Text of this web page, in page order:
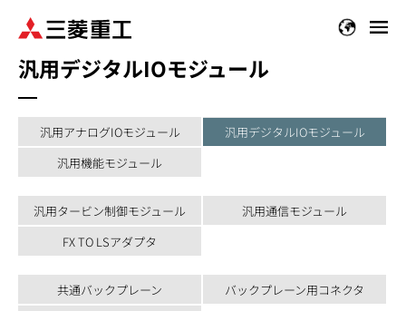
汎用デジタルIOモジュール
汎用アナログIOモジュール
汎用デジタルIOモジュール
汎用機能モジュール
汎用タービン制御モジュール
汎用通信モジュール
FX TO LSアダプタ
共通バックプレーン
バックプレーン用コネクタ